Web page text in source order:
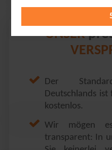
UNSER
Der
Deutschlands
kostenlos.
Wir mögen
transparent: In